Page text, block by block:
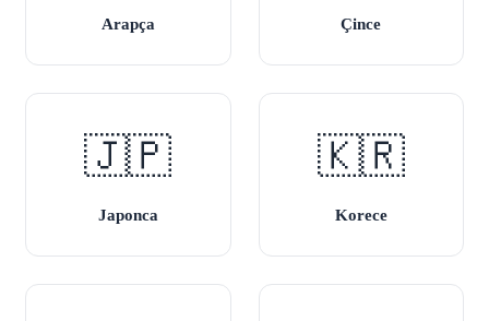
Arapça Çince
🇯🇵
Japonca
🇰🇷
Korece